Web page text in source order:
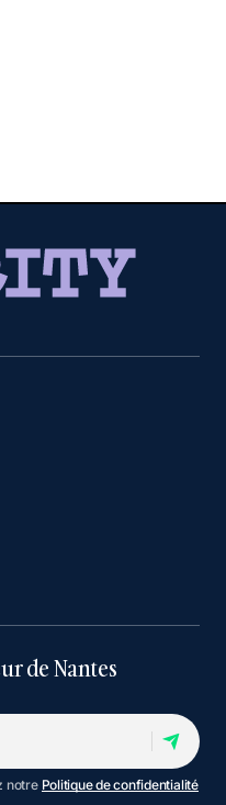
de Nantes
notre Politique de confidentialité